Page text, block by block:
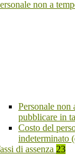
non a
Personale non
pubblicare in
Costo del
indeterminato
di assenza 23